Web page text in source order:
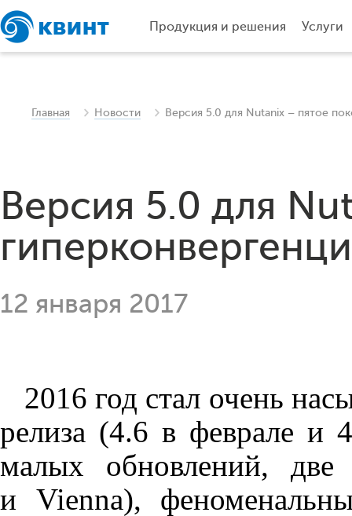
Продукция и решения Услуги
Главная Новости Версия 5.0 для Nutanix – пятое
Версия 5.0 для
12 января 2017
2016 год стал очень
релиза (4.6 в феврале
малых обновлений,
и Vienna),